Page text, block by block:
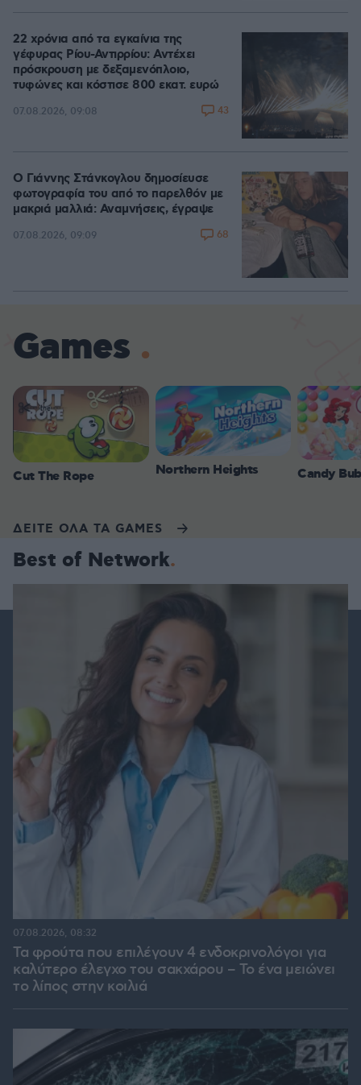
22 χρόνια από τα εγκαίνια της
γέφυρας Ρίου-Αντιρρίου: Αντέχει
πρόσκρουση με δεξαμενόπλοιο,
τυφώνες και κόστισε 800 εκατ. ευρώ
07.08.2026, 09:08 43
Ο Γιάννης Στάνκογλου δημοσίευσε
φωτογραφία του από το παρελθόν με
μακριά μαλλιά: Αναμνήσεις, έγραψε
07.08.2026, 09:09 68
Games
Cut The Rope Northern Heights Candy
ΔΕΙΤΕ ΟΛΑ ΤΑ GAMES
Best of Network
Τα φρούτα που επιλέγουν 4 ενδοκρινολόγοι για
καλύτερο έλεγχο του σακχάρου – Το ένα μειώνει
το λίπος στην κοιλιά
07.08.2026, 08:32